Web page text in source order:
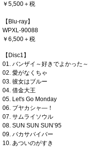
￥5,500＋税
【Blu-ray】
WPXL-90088
￥6,500＋税
【Disc1】
01. バンザイ～好きでよかった～
02. 愛がなくちゃ
03. 彼女はブルー
04. 借金大王
05. Let's Go Monday
06. ブヤカシャ―！
07. サムライソウル
08. SUN SUN SUN’95
09. バカサバイバー
10. あついのがすき